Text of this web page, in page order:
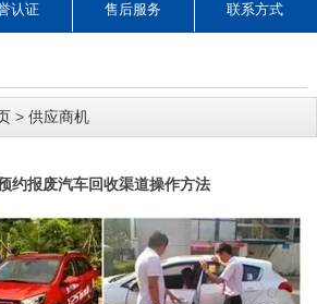
认证 售后服务 联系方式
> 供应商机
约报废汽车回收渠道操作方法